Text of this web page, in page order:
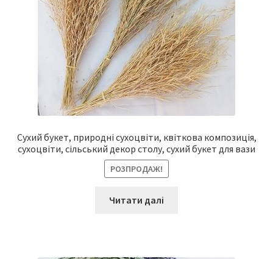
Сухий букет, природні сухоцвіти, квіткова композиція,
сухоцвіти, сільський декор столу, сухий букет для вази
РОЗПРОДАЖ!
Читати далі